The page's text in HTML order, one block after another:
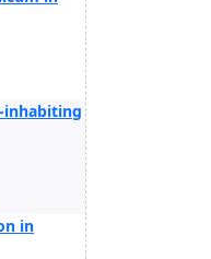
inhabiting
in